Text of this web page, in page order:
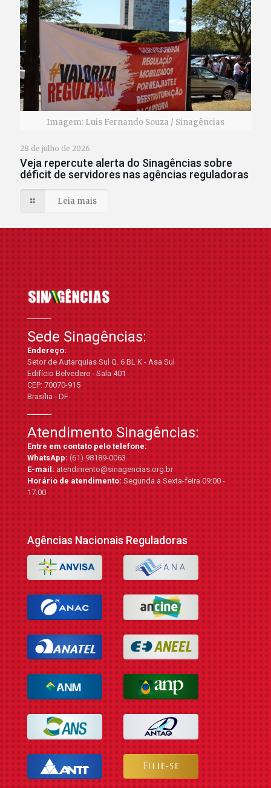
Imagem: Luis Fernando Souza / Sinagências
28 de julho de 2026
Veja repercute alerta do Sinagências sobre
déficit de servidores nas agências reguladoras
Leia mais
Sede Sinagências:
Endereço:
Setor de Autarquias Sul Q. 6 BL K - Asa Sul
Edifício Belvedere - Sala 401
CEP: 70070-915
Brasília - DF
Atendimento Sinagências:
Entre em contato pelo telefone:
WhatsApp:(61) 98189-0063
E-mail:atendimento@sinagencias.org.br
Horário de atendimento:Segunda a Sexta-feira 09:00 -
17:00
Agências Nacionais Reguladoras